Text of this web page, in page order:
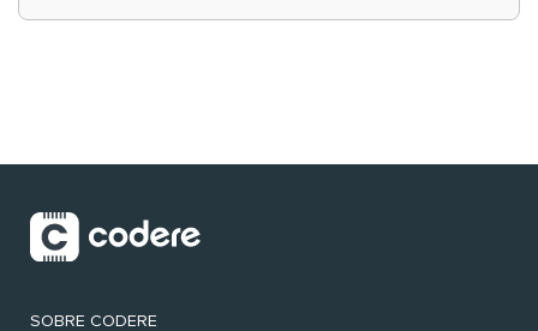
SOBRE CODERE